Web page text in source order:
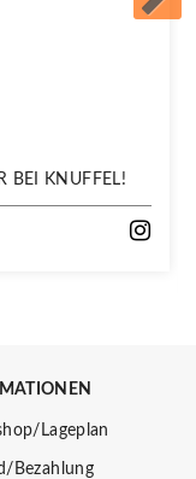
BEI KNUFFEL!
Lageplan
Bezahlung